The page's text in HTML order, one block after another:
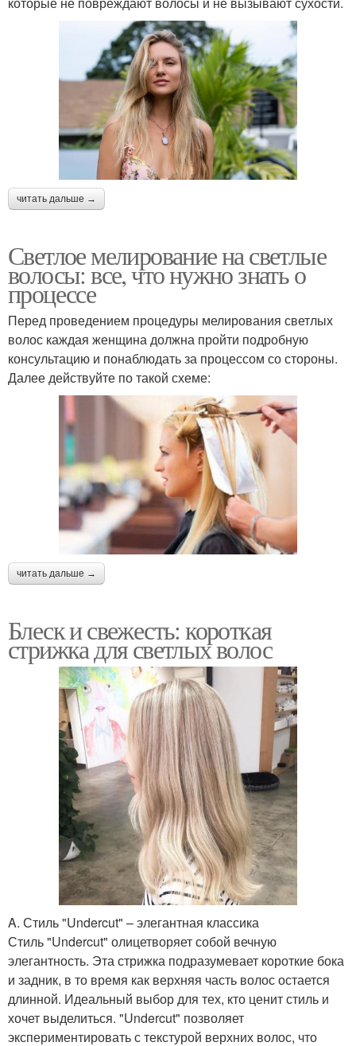
мелирование
читать дальше →
Светлое мелирование на светлые
волосы: все, что нужно знать о
процессе
Перед проведением процедуры мелирования светлых
волос каждая женщина должна пройти подробную
консультацию и понаблюдать за процессом со стороны.
Далее действуйте по такой схеме:
читать дальше →
Блеск и свежесть: короткая
стрижка для светлых волос
A. Стиль "Undercut" – элегантная классика
Стиль "Undercut" олицетворяет собой вечную
элегантность. Эта стрижка подразумевает короткие бока
и задник, в то время как верхняя часть волос остается
длинной. Идеальный выбор для тех, кто ценит стиль и
хочет выделиться. "Undercut" позволяет
экспериментировать с текстурой верхних волос, что